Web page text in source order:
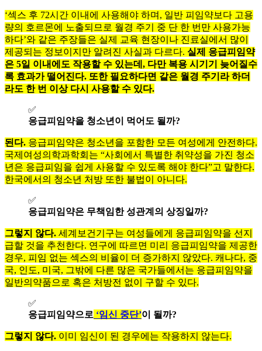
‘섹스 후 72시간 이내에 사용해야 하며, 일반 피임약보다 고용
량의 호르몬에 노출되므로 월경 주기 중 단 한 번만 사용가능
하다’와 같은 주장들은 실제 교육 현장이나 진료실에서 많이
제공되는 정보이지만 알려진 사실과 다르다. 실제 응급피임약
은 5일 이내에도 작용할 수 있는데, 다만 복용 시기기 늦어질수
록 효과가 떨어진다. 또한 필요하다면 같은 월경 주기라 하더
라도 한 번 이상 다시 사용할 수 있다.
✅
응급피임약을 청소년이 먹어도 될까?
된다. 응급피임약은 청소년을 포함한 모든 여성에게 안전하다.
국제여성의학과학회는 “사회에서 특별한 취약성을 가진 청소
년은 응급피임을 쉽게 사용할 수 있도록 해야 한다”고 말한다.
한국에서의 청소년 처방 또한 불법이 아니다.
✅
응급피임약은 무책임한 성관계의 상징일까?
그렇지 않다. 세계보건기구는 여성들에게 응급피임약을 선지
급할 것을 추천한다. 연구에 따르면 미리 응급피임약을 제공한
경우, 피임 없는 섹스의 비율이 더 증가하지 않았다. 캐나다, 중
국, 인도, 미국, 그밖에 다른 많은 국가들에서는 응급피임약을
일반의약품으로 혹은 처방전 없이 구할 수 있다.
✅
응급피임약으로 ‘임신 중단’이 될까?
그렇지 않다. 이미 임신이 된 경우에는 작용하지 않는다.